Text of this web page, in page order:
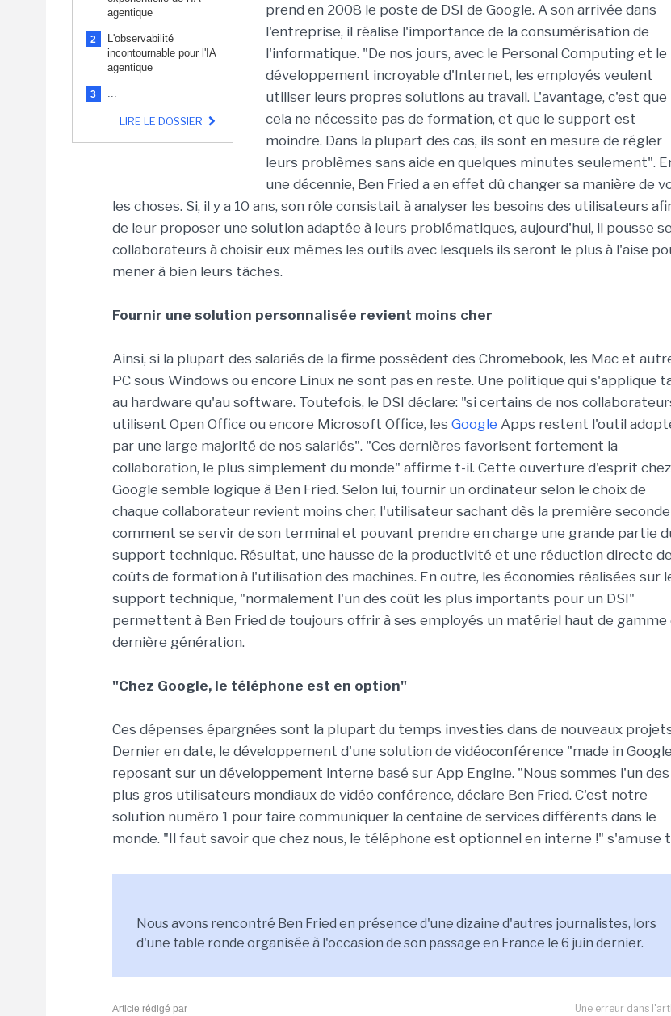
agentique
2
L'observabilité
incontournable pour l'IA
agentique
3 ...
LIRE LE DOSSIER
prend en 2008 le poste de DSI de Google. A son arrivée dans
l'entreprise, il réalise l'importance de la consumérisation de
l'informatique. "De nos jours, avec le Personal Computing et le
développement incroyable d'Internet, les employés veulent
utiliser leurs propres solutions au travail. L'avantage, c'est que
cela ne nécessite pas de formation, et que le support est
moindre. Dans la plupart des cas, ils sont en mesure de régler
leurs problèmes sans aide en quelques minutes seulement".
une décennie, Ben Fried a en effet dû changer sa manière de
les choses. Si, il y a 10 ans, son rôle consistait à analyser les besoins des utilisateurs
de leur proposer une solution adaptée à leurs problématiques, aujourd'hui, il pousse
collaborateurs à choisir eux mêmes les outils avec lesquels ils seront le plus à l'aise
mener à bien leurs tâches.
Fournir une solution personnalisée revient moins cher
Ainsi, si la plupart des salariés de la firme possèdent des Chromebook, les Mac et
PC sous Windows ou encore Linux ne sont pas en reste. Une politique qui s'applique
au hardware qu'au software. Toutefois, le DSI déclare: "si certains de nos
utilisent Open Office ou encore Microsoft Office, les Google Apps restent l'outil
par une large majorité de nos salariés". "Ces dernières favorisent fortement la
collaboration, le plus simplement du monde" affirme t-il. Cette ouverture d'esprit chez
Google semble logique à Ben Fried. Selon lui, fournir un ordinateur selon le choix de
chaque collaborateur revient moins cher, l'utilisateur sachant dès la première seconde
comment se servir de son terminal et pouvant prendre en charge une grande partie
support technique. Résultat, une hausse de la productivité et une réduction directe
coûts de formation à l'utilisation des machines. En outre, les économies réalisées sur
support technique, "normalement l'un des coût les plus importants pour un DSI"
permettent à Ben Fried de toujours offrir à ses employés un matériel haut de gamme
dernière génération.
"Chez Google, le téléphone est en option"
Ces dépenses épargnées sont la plupart du temps investies dans de nouveaux
Dernier en date, le développement d'une solution de vidéoconférence "made in
reposant sur un développement interne basé sur App Engine. "Nous sommes l'un des
plus gros utilisateurs mondiaux de vidéo conférence, déclare Ben Fried. C'est notre
solution numéro 1 pour faire communiquer la centaine de services différents dans le
monde. "Il faut savoir que chez nous, le téléphone est optionnel en interne !" s'amuse
Nous avons rencontré Ben Fried en présence d'une dizaine d'autres journalistes, lors
d'une table ronde organisée à l'occasion de son passage en France le 6 juin dernier.
Une erreur dans
Article rédigé par